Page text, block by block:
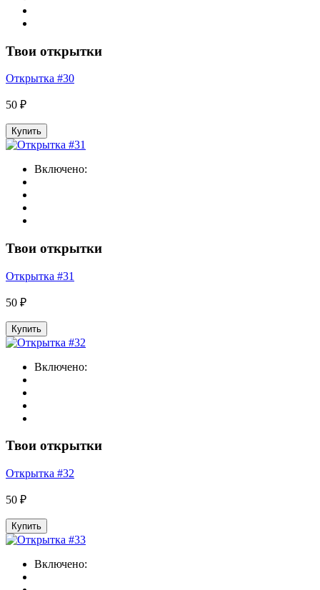
Твои открытки
Открытка #30
50 ₽
Купить
Включено:
Твои открытки
Открытка #31
50 ₽
Купить
Включено:
Твои открытки
Открытка #32
50 ₽
Купить
Включено: